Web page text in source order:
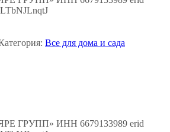
Все для дома и сада
ГРУПП» ИНН 6679133989 erid